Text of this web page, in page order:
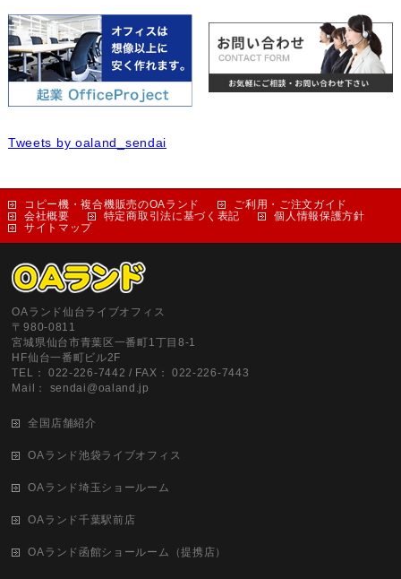
Tweets by oaland_sendai
コピー機・複合機販売のOAランド
ご利用・ご注文ガイド
会社概要
特定商取引法に基づく表記
個人情報保護方針
サイトマップ
OAランド仙台ライブオフィス
〒980-0811
宮城県仙台市青葉区一番町1丁目8-1
HF仙台一番町ビル2F
TEL： 022-226-7442 / FAX： 022-226-7443
Mail： sendai@oaland.jp
全国店舗紹介
OAランド池袋ライブオフィス
OAランド埼玉ショールーム
OAランド千葉駅前店
OAランド函館ショールーム（提携店）